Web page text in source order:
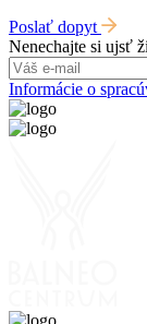
Poslať dopyt
Nenechajte si ujsť
Informácie o